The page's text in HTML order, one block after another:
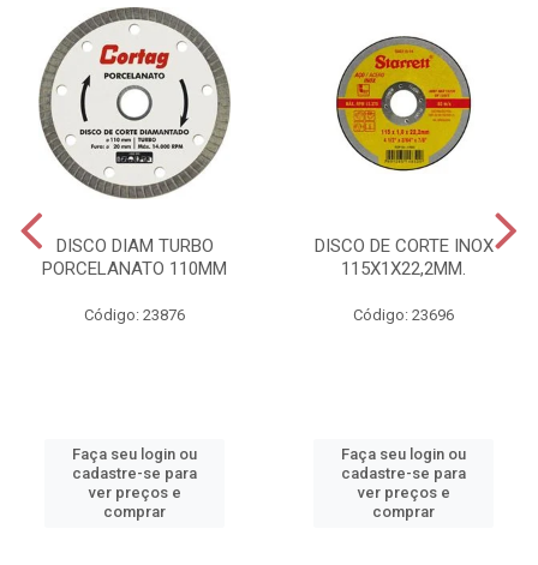
DISCO DIAM TURBO
PORCELANATO 110MM
Código: 23876
Faça seu login ou
cadastre-se para
ver preços e
comprar
DISCO DE CORTE INOX
115X1X22,2MM.
Código: 23696
Faça seu login ou
cadastre-se para
ver preços e
comprar